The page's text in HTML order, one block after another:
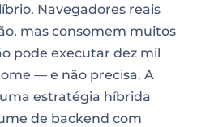
Navegadores reais
mas consomem muitos
pode executar dez mil
— e não precisa. A
estratégia híbrida
de backend com